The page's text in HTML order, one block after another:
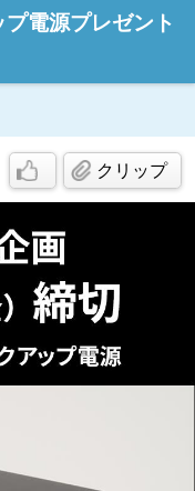
プ電源プレゼント
クリップ